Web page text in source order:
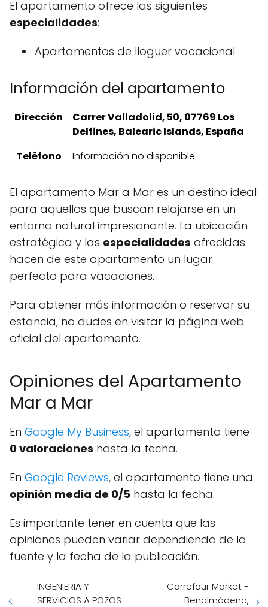
El apartamento ofrece las siguientes
especialidades:
Apartamentos de lloguer vacacional
Información del apartamento
Dirección
Carrer Valladolid, 50, 07769 Los
Delfines, Balearic Islands, España
Teléfono
Información no disponible
El apartamento Mar a Mar es un destino ideal
para aquellos que buscan relajarse en un
entorno natural impresionante. La ubicación
estratégica y las especialidades ofrecidas
hacen de este apartamento un lugar
perfecto para vacaciones.
Para obtener más información o reservar su
estancia, no dudes en visitar la página web
oficial del apartamento.
Opiniones del Apartamento
Mar a Mar
En Google My Business, el apartamento tiene
0 valoraciones hasta la fecha.
En Google Reviews, el apartamento tiene una
opinión media de 0/5 hasta la fecha.
Es importante tener en cuenta que las
opiniones pueden variar dependiendo de la
fuente y la fecha de la publicación.
INGENIERIA Y
SERVICIOS A POZOS
Carrefour Market -
Benalmádena,